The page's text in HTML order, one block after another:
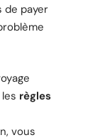
de payer
règles
vous